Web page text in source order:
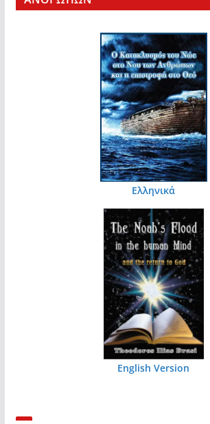
Ελληνικά
English Version